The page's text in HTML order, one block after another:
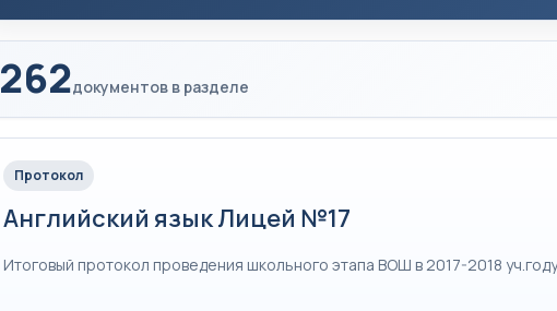
262документов в разделе
Протокол
Английский язык Лицей №17
Итоговый протокол проведения школьного этапа ВОШ в 2017-2018 уч.году